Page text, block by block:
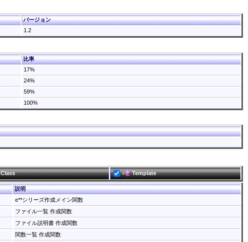
バージョン
1.2
比率
17%
24%
59%
100%
Class Template
説明
e**シリーズ作成メイン関数
ファイル一覧 作成関数
ファイル説明書 作成関数
関数一覧 作成関数